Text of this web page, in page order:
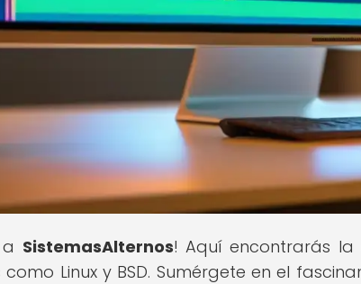
SistemasAlternos! Aquí encontrarás
Linux y BSD. Sumérgete en el